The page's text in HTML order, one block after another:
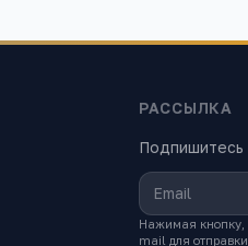
РАССЫЛКА
Подпишитесь
Нажимая кнопку,
mail для